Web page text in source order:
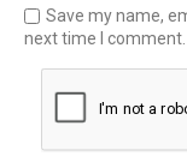
Save my name,
next time I comment.